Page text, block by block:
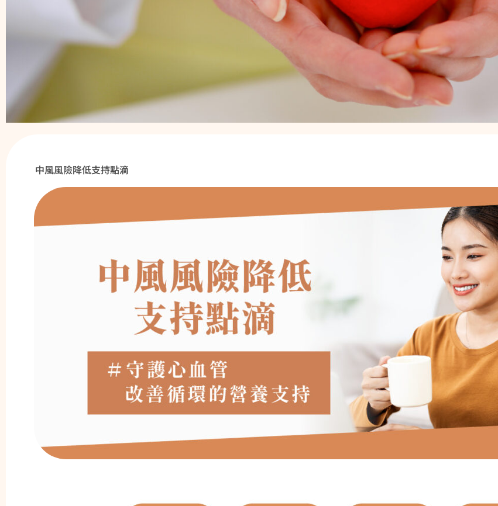
中風風險降低支持點滴